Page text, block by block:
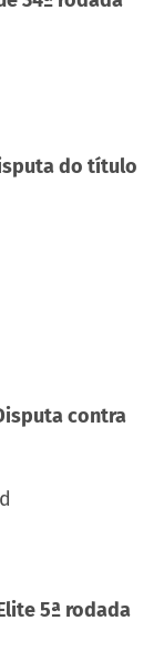
do título
contra
5ª rodada